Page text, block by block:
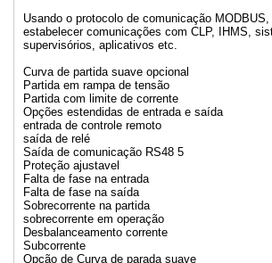
Usando o protocolo de comunicação MODBUS,
estabelecer comunicações com CLP, IHMS,
supervisórios, aplicativos etc.
Curva de partida suave opcional
Partida em rampa de tensão
Partida com limite de corrente
Opções estendidas de entrada e saída
entrada de controle remoto
saída de relé
Saída de comunicação RS48 5
Proteção ajustavel
Falta de fase na entrada
Falta de fase na saída
Sobrecorrente na partida
sobrecorrente em operação
Desbalanceamento corrente
Subcorrente
Opção de Curva de parada suave